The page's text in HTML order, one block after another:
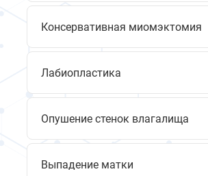
Консервативная миомэктомия
Лабиопластика
Опушение стенок влагалища
Выпадение матки